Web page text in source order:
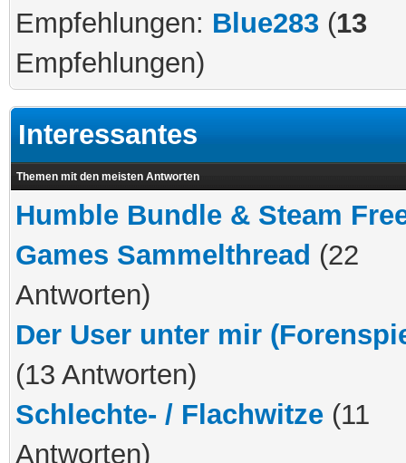
Empfehlungen: Blue283 (13
Empfehlungen)
Interessantes
Themen mit den meisten Antworten
Humble Bundle & Steam
Games Sammelthread (22
Antworten)
Der User unter mir
(13 Antworten)
Schlechte- / Flachwitze (11
Antworten)